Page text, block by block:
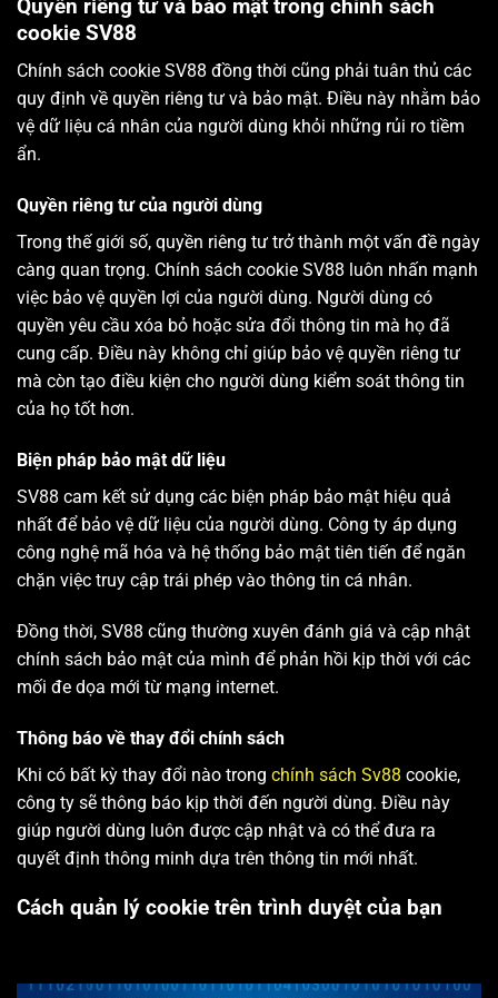
Quyền riêng tư và bảo mật trong chính sách
cookie SV88
Chính sách cookie SV88 đồng thời cũng phải tuân thủ các
quy định về quyền riêng tư và bảo mật. Điều này nhằm bảo
vệ dữ liệu cá nhân của người dùng khỏi những rủi ro tiềm
ẩn.
Quyền riêng tư của người dùng
Trong thế giới số, quyền riêng tư trở thành một vấn đề ngày
càng quan trọng. Chính sách cookie SV88 luôn nhấn mạnh
việc bảo vệ quyền lợi của người dùng. Người dùng có
quyền yêu cầu xóa bỏ hoặc sửa đổi thông tin mà họ đã
cung cấp. Điều này không chỉ giúp bảo vệ quyền riêng tư
mà còn tạo điều kiện cho người dùng kiểm soát thông tin
của họ tốt hơn.
Biện pháp bảo mật dữ liệu
SV88 cam kết sử dụng các biện pháp bảo mật hiệu quả
nhất để bảo vệ dữ liệu của người dùng. Công ty áp dụng
công nghệ mã hóa và hệ thống bảo mật tiên tiến để ngăn
chặn việc truy cập trái phép vào thông tin cá nhân.
Đồng thời, SV88 cũng thường xuyên đánh giá và cập nhật
chính sách bảo mật của mình để phản hồi kịp thời với các
mối đe dọa mới từ mạng internet.
Thông báo về thay đổi chính sách
Khi có bất kỳ thay đổi nào trong chính sách Sv88 cookie,
công ty sẽ thông báo kịp thời đến người dùng. Điều này
giúp người dùng luôn được cập nhật và có thể đưa ra
quyết định thông minh dựa trên thông tin mới nhất.
Cách quản lý cookie trên trình duyệt của bạn